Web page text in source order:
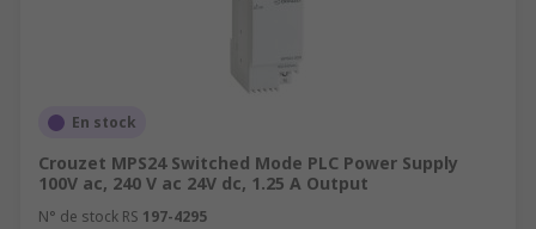
En stock
Crouzet MPS24 Switched Mode PLC Power Supply
100V ac, 240 V ac 24V dc, 1.25 A Output
N° de stock RS 197-4295